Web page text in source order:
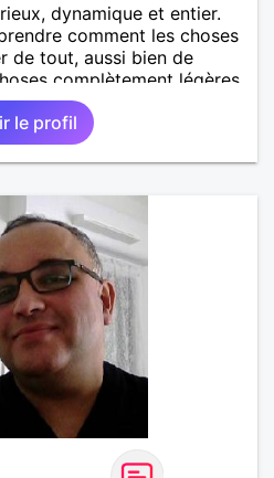
dynamique et entier.
comment les choses
de tout, aussi bien de
complètement légères.
un caractère affirmé et je
place, mais je suis aussi
et à l’écoute. Je préfère les
et sans jeux inutiles.
improvisées et les longues
pas le temps passer. Je
grand cuisinier, mais je
la bonne humeur et aider à
une femme naturelle,
et de la
avec qui rire, partager,
et voir où une belle
le profil